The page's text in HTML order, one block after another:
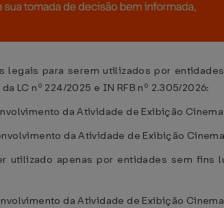
legais para serem utilizados por
LC nº 224/2025 e IN RFB nº 2.305/2026:
da Atividade de Exibição
da Atividade de Exibição
utilizado apenas por entidades sem
da Atividade de Exibição